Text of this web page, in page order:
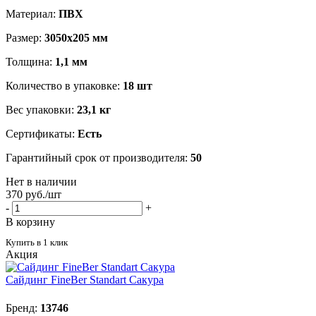
Материал: ПВХ
Размер: 3050х205 мм
Толщина: 1,1 мм
Количество в упаковке: 18 шт
Вес упаковки: 23,1 кг
Сертификаты: Есть
Гарантийный срок от производителя: 50
Нет в наличии
370 руб./шт
-
+
В корзину
Купить в 1 клик
Акция
Сайдинг FineBer Standart Сакура
Бренд: 13746